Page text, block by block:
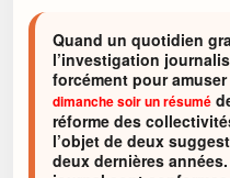
Quand un quotidien
l’investigation
forcément pour
dimanche soir un résumé
réforme des
l’objet de deux
deux dernières